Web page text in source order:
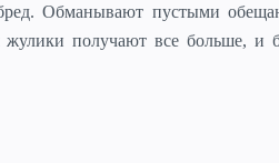
Обманывают пустыми
жулики получают все больше, и